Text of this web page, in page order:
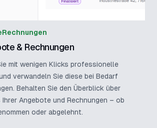
& Rechnungen
mit wenigen Klicks professionelle
verwandeln Sie diese bei Bedarf
Behalten Sie den Überblick über
Angebote und Rechnungen – ob
oder abgelehnt.